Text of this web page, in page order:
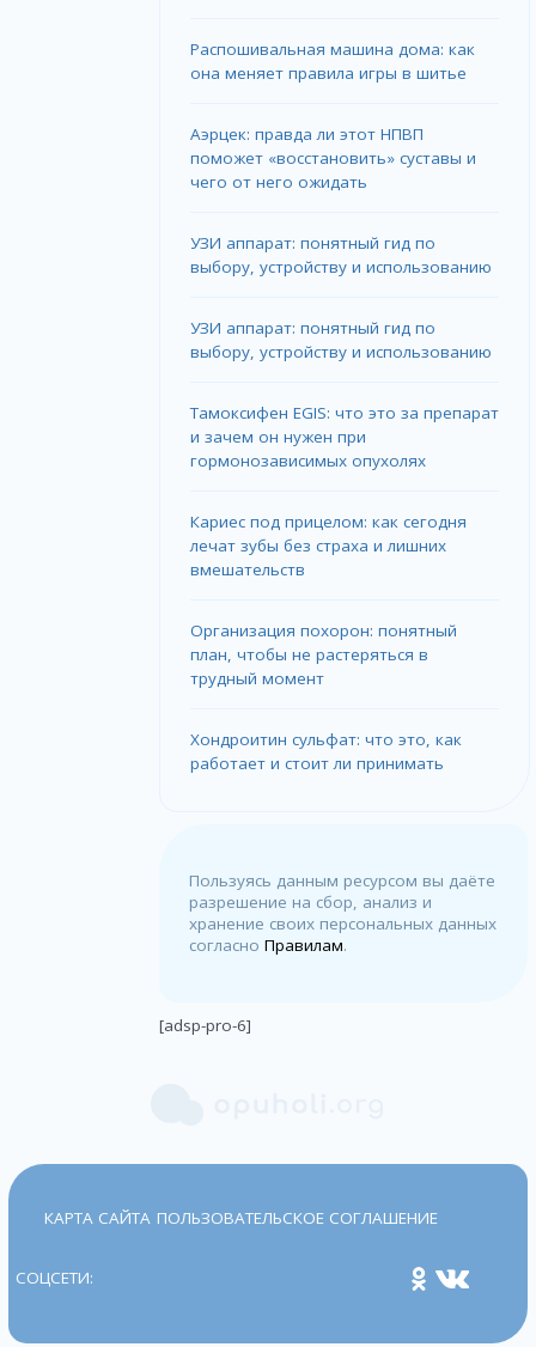
Распошивальная машина дома: как
она меняет правила игры в шитье
Аэрцек: правда ли этот НПВП
поможет «восстановить» суставы и
чего от него ожидать
УЗИ аппарат: понятный гид по
выбору, устройству и использованию
УЗИ аппарат: понятный гид по
выбору, устройству и использованию
Тамоксифен EGIS: что это за препарат
и зачем он нужен при
гормонозависимых опухолях
Кариес под прицелом: как сегодня
лечат зубы без страха и лишних
вмешательств
Организация похорон: понятный
план, чтобы не растеряться в
трудный момент
Хондроитин сульфат: что это, как
работает и стоит ли принимать
Пользуясь данным ресурсом вы даёте
разрешение на сбор, анализ и
хранение своих персональных данных
согласноПравилам.
[adsp-pro-6]
КАРТА САЙТА ПОЛЬЗОВАТЕЛЬСКОЕ СОГЛАШЕНИЕ
СОЦСЕТИ: